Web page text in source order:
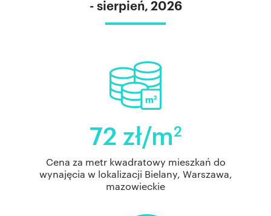
- sierpień, 2026
72 zł/m2
Cena za metr kwadratowy mieszkań do
wynajęcia w lokalizacji Bielany, Warszawa,
mazowieckie